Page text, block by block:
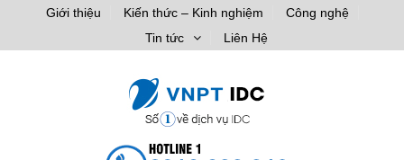
Giới thiệu Kiến thức – Kinh nghiệm
Công nghệ
Tin tức
Liên Hệ